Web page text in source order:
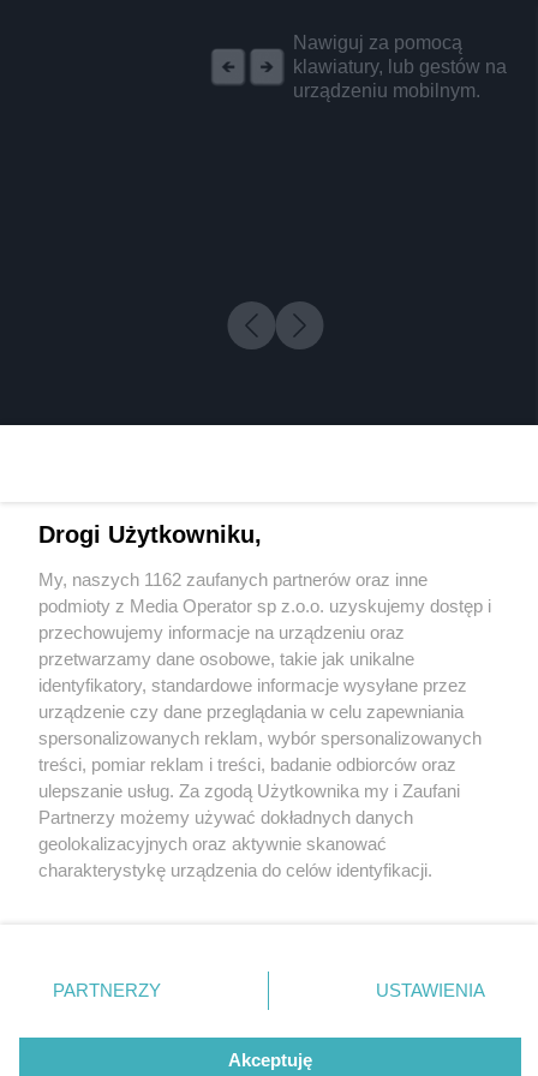
Nawiguj za pomocą
klawiatury, lub gestów na
urządzeniu mobilnym.
5 / 0
Wydawca mediów lokalnych
Nie zapomnij
zapoznać się z:
polityką prywatności
Twojemiasto
Piekary Śląskie
Chorzów
Tarnowskie Góry
Gliwice
Skontakuj sięz nami
Kontakt
Redakcja
Newsletter
Drogi Użytkowniku,
My, naszych 1162 zaufanych partnerów oraz inne
podmioty z Media Operator sp z.o.o. uzyskujemy dostęp i
przechowujemy informacje na urządzeniu oraz
przetwarzamy dane osobowe, takie jak unikalne
identyfikatory, standardowe informacje wysyłane przez
urządzenie czy dane przeglądania w celu zapewniania
spersonalizowanych reklam, wybór spersonalizowanych
treści, pomiar reklam i treści, badanie odbiorców oraz
ulepszanie usług. Za zgodą Użytkownika my i Zaufani
Partnerzy możemy używać dokładnych danych
geolokalizacyjnych oraz aktywnie skanować
charakterystykę urządzenia do celów identyfikacji.
zmienić/wycofać klikając przycisk ustawień prywatności
znajdujący się w lewym dolnym rogu strony
rodzaje przetwarzania danych nie wymagają zgody
użytkownika, ale masz prawo sprzeciwić się takiemu
PARTNERZY USTAWIENIA
Akceptuję